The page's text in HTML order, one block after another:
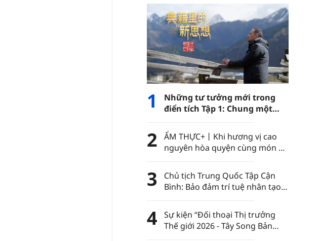
1
Những tư tưởng mới trong
điển tích Tập 1: Chung một
con đường
2
ẨM THỰC+丨Khi hương vị cao
nguyên hòa quyện cùng món ăn
Việt Nam……
3
Chủ tịch Trung Quốc Tập Cận
Bình: Bảo đảm trí tuệ nhân tạo
luôn nằm trong sự kiểm soát
của nhân loại
4
Sự kiện “Đối thoại Thị trưởng
Thế giới 2026 - Tây Song Bản
Nạp” diễn ra tại châu tự trị dân